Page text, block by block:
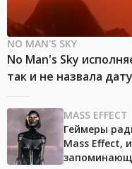
NO MAN'S SKY
No Man's Sky
так и не назвала
MASS EFFECT
Геймеры
Mass Effect,